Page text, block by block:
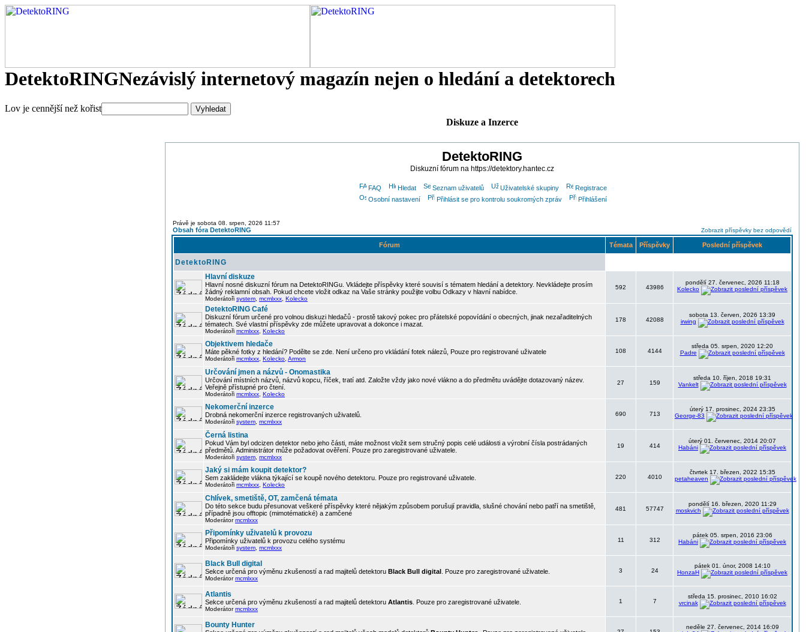
DetektoRINGNezávislý internetový magazín nejen o hledání a detektorech
Lov je cennější než kořist
Diskuze a Inzerce
DetektoRING
Diskuzní fórum na https://detektory.hantec.cz
FAQ Hledat Seznam uživatelů Uživatelské skupiny
Registrace
Osobní nastavení
Přihlásit se pro kontrolu soukromých zpráv Přihlášení
Právě je sobota 08. srpen, 2026 11:57
Obsah fóra DetektoRING Zobrazit příspěvky bez odpovědí
Fórum Témata Příspěvky Poslední příspěvek
DetektoRING
Hlavní diskuze
Hlavní nosné diskuzní fórum na DetektoRINGu. Vkládejte příspěvky které souvisí s tématem hledání a detektory. Nevkládejte prosím
žádný reklamní obsah. Pokud chcete vložit odkaz na Vaše stránky použijte volbu Odkazy v hlavní nabídce.
Moderátoři system mcmlxxx Kolecko
592 43986
pondělí 27. červenec, 2026 11:18
Kolecko
DetektoRING Café
Diskuzní fórum určené pro volnou diskuzi hledačů - prostě takový pokec pro přátelské popovídání o obecných, jinak nezařaditelných
tématech. Své vlastní příspěvky zde můžete upravovat a dokonce i mazat.
Moderátoři mcmlxxx Kolecko
178 42088
sobota 13. červen, 2026 13:39
irwing
Objektivem hledače
Máte pěkné fotky z hledání? Podělte se zde. Není určeno pro vkládání fotek nálezů, Pouze pro registrované uživatele
Moderátoři mcmlxxx Kolecko Armon
108 4144
středa 05. srpen, 2020 12:20
Padre
Určování jmen a názvů - Onomastika
Určování místních názvů, názvů kopcu, říček, tratí atd. Založte vždy jako nové vlákno a do předmětu uvádějte dotazovaný název.
Veřejně přístupné pro čtení.
Moderátoři mcmlxxx Kolecko
27 159
středa 10. říjen, 2018 19:31
Vankelt
Nekomerční inzerce
Drobná nekomerční inzerce registrovaných uživatelů.
Moderátoři system mcmlxxx
690 713
úterý 17. prosinec, 2024 23:35
George-83
Černá listina
Pokud Vám byl odcizen detektor nebo jeho části, máte možnost vložit sem stručný popis celé události a výrobní čísla postrádaných
předmětů. Administrátor může požadovat ověření. Pouze pro zaregistrované uživatele.
Moderátoři system mcmlxxx
19 414
úterý 01. červenec, 2014 20:07
Habáni
Jaký si mám koupit detektor?
Sem zakládejte vlákna týkající se koupě nového detektoru. Pouze pro registrované uživatele.
Moderátoři mcmlxxx Kolecko
220 4010
čtvrtek 17. březen, 2022 15:35
petaheaven
Chlívek, smetiště, OT, zamčená témata
Do této sekce budu přesunovat veškeré příspěvky které nějakým způsobem porušují pravidla, slušné chování nebo patří na smetiště,
případně jsou offtopic (mimotématické) a zamčené
Moderátormcmlxxx
481 57747
pondělí 16. březen, 2020 11:29
moskvich
Připomínky uživatelů k provozu
Připomínky uživatelů k provozu celého systému
Moderátoři system mcmlxxx
11 312
pátek 05. srpen, 2016 23:06
Habáni
Black Bull digital
Sekce určená pro výměnu zkušeností a rad majitelů detektoru Black Bull digital . Pouze pro zaregistrované uživatele.
Moderátormcmlxxx
3 24
pátek 01. únor, 2008 14:10
HonzaH
Atlantis
Sekce určená pro výměnu zkušeností a rad majitelů detektoru Atlantis . Pouze pro zaregistrované uživatele.
Moderátormcmlxxx
1 7
středa 15. prosinec, 2010 16:02
vrcinak
Bounty Hunter
neděle 27. červenec, 2014 16:09